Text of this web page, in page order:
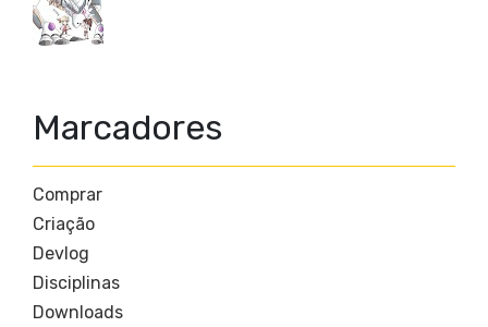
Marcadores
Comprar
Criação
Devlog
Disciplinas
Downloads